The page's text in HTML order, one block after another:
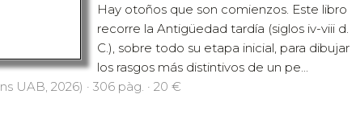
Hay otoños que son comienzos. Este libro
recorre la Antigüedad tardía (siglos iv-viii d.
C.), sobre todo su etapa inicial, para dibujar
los rasgos más distintivos de un pe...
UAB, 2026) · 306 pàg. · 20 €